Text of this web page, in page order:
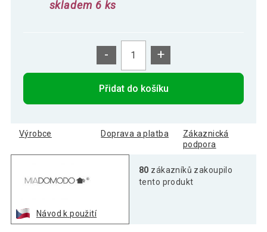
skladem 6 ks
- +
Přidat do košíku
Výrobce Doprava a platba
Zákaznická
podpora
Návod k použití
80 zákazníků zakoupilo
tento produkt